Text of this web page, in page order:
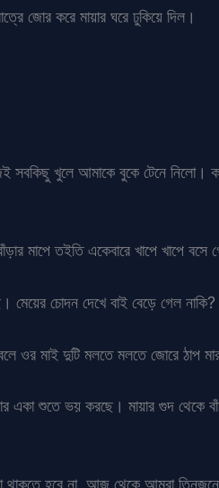
জোর করে মায়ার ঘরে ঢুকিয়ে দিল।
সবকিছু খুলে আমাকে বুকে টেনে
মাপে তইতি একেবারে খাপে খাপে বসে
চোদন দেখে বাই বেড়ে গেল
বলে ওর মাই দুটি মলতে মলতে জোরে
শুতে ভয় করছে। মায়ার গুদ থেকে
থাকতে হবে না, আজ থেকে আমরা